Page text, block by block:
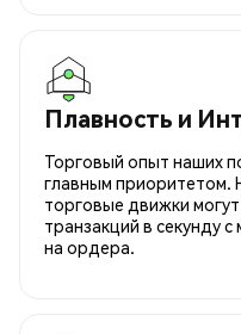
Плавность и
Торговый опыт наших
главным приоритетом.
торговые движки
транзакций в секунду
на ордера.